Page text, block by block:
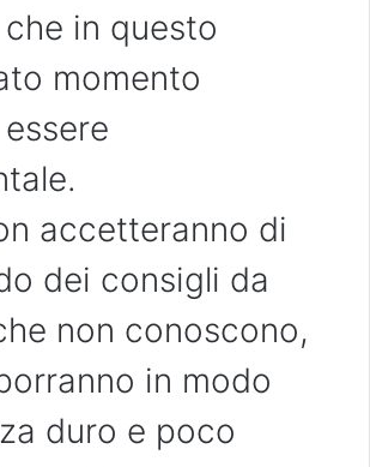
in questo
momento
accetteranno di
dei consigli da
non conoscono,
in modo
duro e poco